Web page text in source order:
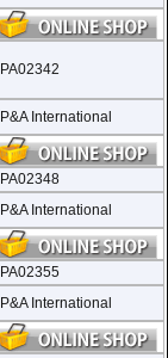
PA02342
P&A International
PA02348
P&A International
PA02355
P&A International